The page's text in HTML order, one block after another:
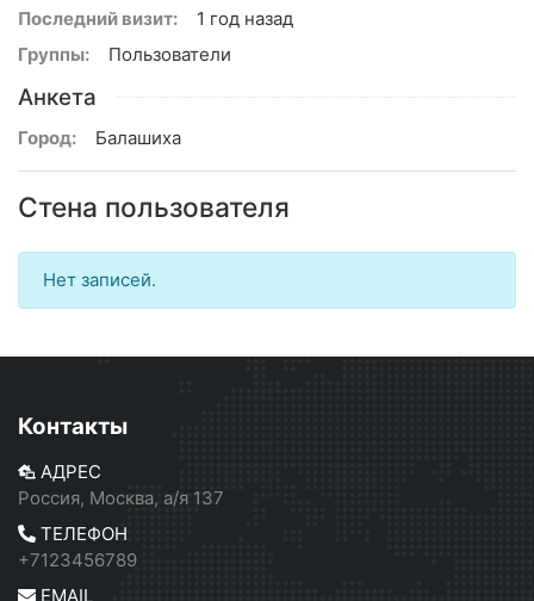
Последний визит:
1 год назад
Группы:
Пользователи
Анкета
Город: Балашиха
Стена пользователя
Нет записей.
Контакты
АДРЕС
Россия, Москва, а/я 137
ТЕЛЕФОН
+7123456789
EMAIL